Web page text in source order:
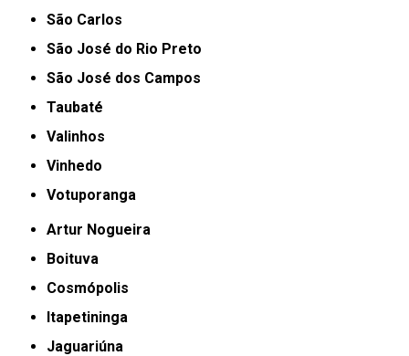
São Carlos
São José do Rio Preto
São José dos Campos
Taubaté
Valinhos
Vinhedo
Votuporanga
Artur Nogueira
Boituva
Cosmópolis
Itapetininga
Jaguariúna